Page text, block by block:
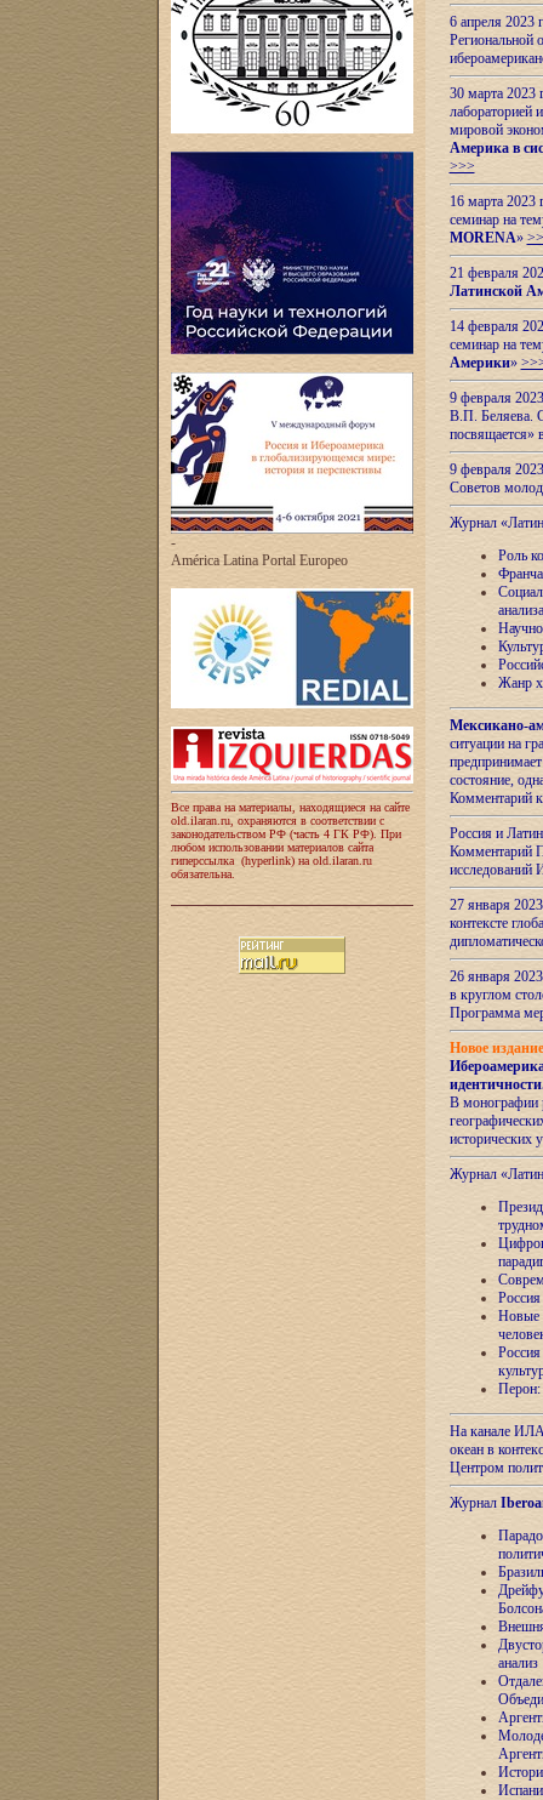
-
América Latina Portal Europeo
Все права на материалы, находящиеся на сайте
old.ilaran.ru, охраняются в соответствии с
законодательством РФ (часть 4 ГК РФ). При
любом использовании материалов сайта
гиперссылка (hyperlink) на old.ilaran.ru
обязательна.
6 апреля
Региональной
30 марта 2023
лабораторией
мировой
Америка в
>>>
16 марта 2023
семинар на
MORENA»
21 февраля
Латинской
14 февраля
семинар на
Америки»
9 февраля
В.П. Беляева.
посвящается»
9 февраля
Советов
Журнал
Роль
анализа
Жанр
Мексикано-
ситуации на
состояние,
Комментарий
Россия и
Комментарий
27 января
контексте
26 января
в круглом
Программа
Новое
идентичности
В монографии
исторических
Журнал
Новые
Перон:
На канале
океан в
Центром
Журнал
анализ